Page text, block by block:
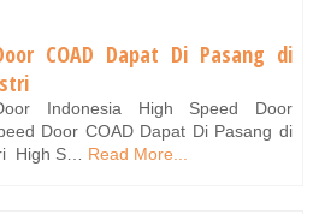
COAD Dapat Di Pasang di
Indonesia High Speed Door
Door COAD Dapat Di Pasang di
High S…
Read More...